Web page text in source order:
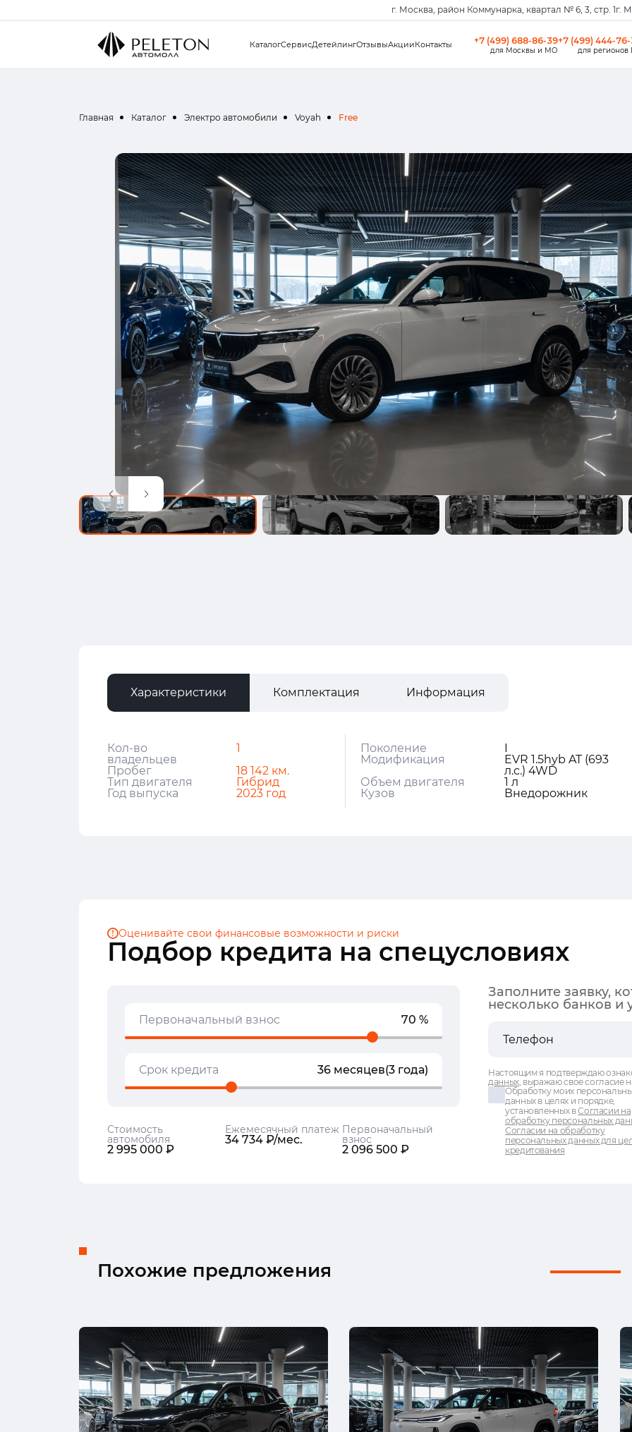
г. Москва, район Коммунарка, квартал № 6, 3, стр. 1г.
КаталогСервисДетейлингОтзывыАкцииКонтакты +7 (499) 688-86-39
для Москвы и МО
+7 (499) 444-
для регионов
Главная Каталог Электро автомобили Voyah Free
Характеристики Комплектация Информация
Кол-во
владельцев
1
Пробег
18 142 км.
Тип двигателя
Гибрид
Год выпуска
2023 год
Поколение
I
Модификация
EVR 1.5hyb AT (693
л.с.) 4WD
Объем двигателя
1 л
Кузов
Внедорожник
Подбор кредита на спецусловиях
Оценивайте свои финансовые возможности и риски
Первоначальный взнос 70 %
Срок кредита 36 месяцев(3 года)
Стоимость
автомобиля
2 995 000 ₽
Ежемесячный платеж
34 734 ₽/мес.
Первоначальный
взнос
2 096 500 ₽
Заполните заявку,
несколько банков и
Настоящим я подтверждаю
данных, выражаю свое согласие
Обработку моих
данных в целях и порядке,
установленных вСогласии на
обработку персональных
Согласии на обработку
персональных данных для
кредитования
Похожие предложения